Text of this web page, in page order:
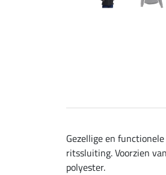
Gezellige en
ritssluiting. Voorzien
polyester.